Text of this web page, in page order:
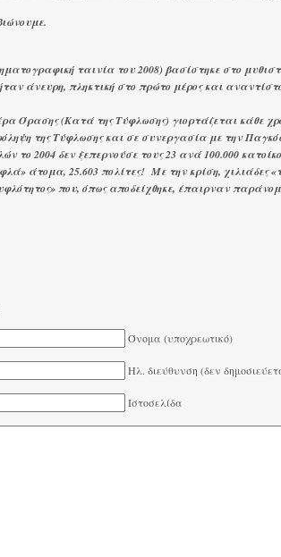
ταινία του 2008) βασίστηκε στο
άνευρη, πληκτική στο πρώτο μέρος και
Όρασης (Κατά της Τύφλωσης) γιορτάζεται κάθε
της Τύφλωσης και σε συνεργασία με την
το 2004 δεν ξεπερνούσε τους 23 ανά 100.000
άτομα, 25.603 πολίτες! Με την κρίση, χιλιάδες
που, όπως αποδείχθηκε, έπαιρναν
Όνομα (υποχρεωτικό)
Ηλ. διεύθυνση (δεν
Ιστοσελίδα